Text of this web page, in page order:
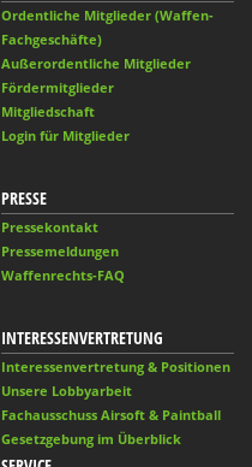
Ordentliche Mitglieder (Waffen-
Fachgeschäfte)
Außerordentliche Mitglieder
Fördermitglieder
Mitgliedschaft
Login für Mitglieder
PRESSE
Pressekontakt
Pressemeldungen
Waffenrechts-FAQ
INTERESSENVERTRETUNG
Interessenvertretung & Positionen
Unsere Lobbyarbeit
Fachausschuss Airsoft & Paintball
Gesetzgebung im Überblick